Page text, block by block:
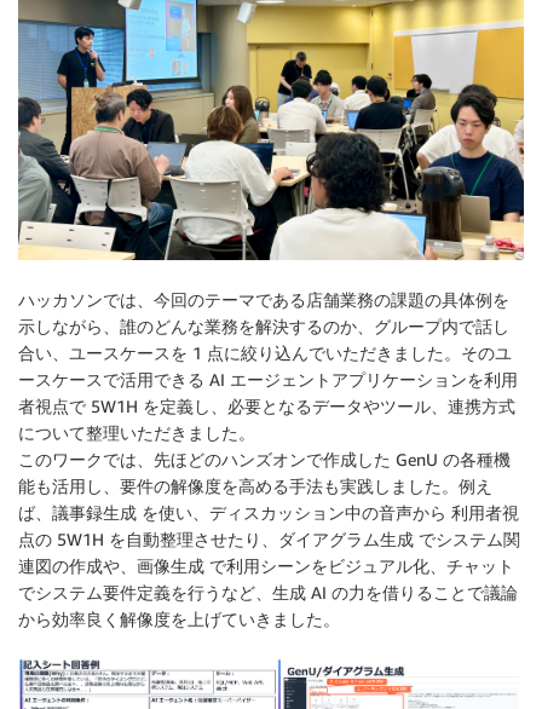
ハッカソンでは、今回のテーマである店舗業務の課題の具体例を
示しながら、誰のどんな業務を解決するのか、グループ内で話し
合い、ユースケースを 1 点に絞り込んでいただきました。そのユ
ースケースで活用できる AI エージェントアプリケーションを利用
者視点で 5W1H を定義し、必要となるデータやツール、連携方式
について整理いただきました。
このワークでは、先ほどのハンズオンで作成した GenU の各種機
能も活用し、要件の解像度を高める手法も実践しました。例え
ば、 議事録生成 を使い、ディスカッション中の音声から 利用者視
点の 5W1H を自動整理させたり、
ダイアグラム生成 でシステム関
連図の作成や、 画像生成 で利用シーンをビジュアル化、 チャット
でシステム要件定義を行うなど、生成 AI の力を借りることで議論
から効率良く解像度を上げていきました。